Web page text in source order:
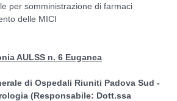
per somministrazione di farmaci
delle MICI
AULSS n. 6 Euganea
di Ospedali Riuniti Padova Sud -
(Responsabile: Dott.ssa